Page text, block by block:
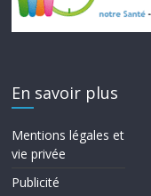
En savoir plus
Mentions légales et
vie privée
Publicité